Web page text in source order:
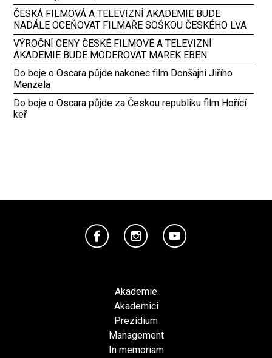
ČESKÁ FILMOVÁ A TELEVIZNÍ AKADEMIE BUDE
NADÁLE OCEŇOVAT FILMAŘE SOŠKOU ČESKÉHO LVA
VÝROČNÍ CENY ČESKÉ FILMOVÉ A TELEVIZNÍ
AKADEMIE BUDE MODEROVAT MAREK EBEN
Do boje o Oscara půjde nakonec film Donšajni Jiřího
Menzela
Do boje o Oscara půjde za Českou republiku film Hořící
keř
Akademie
Akademici
Prezídium
Management
In memoriam